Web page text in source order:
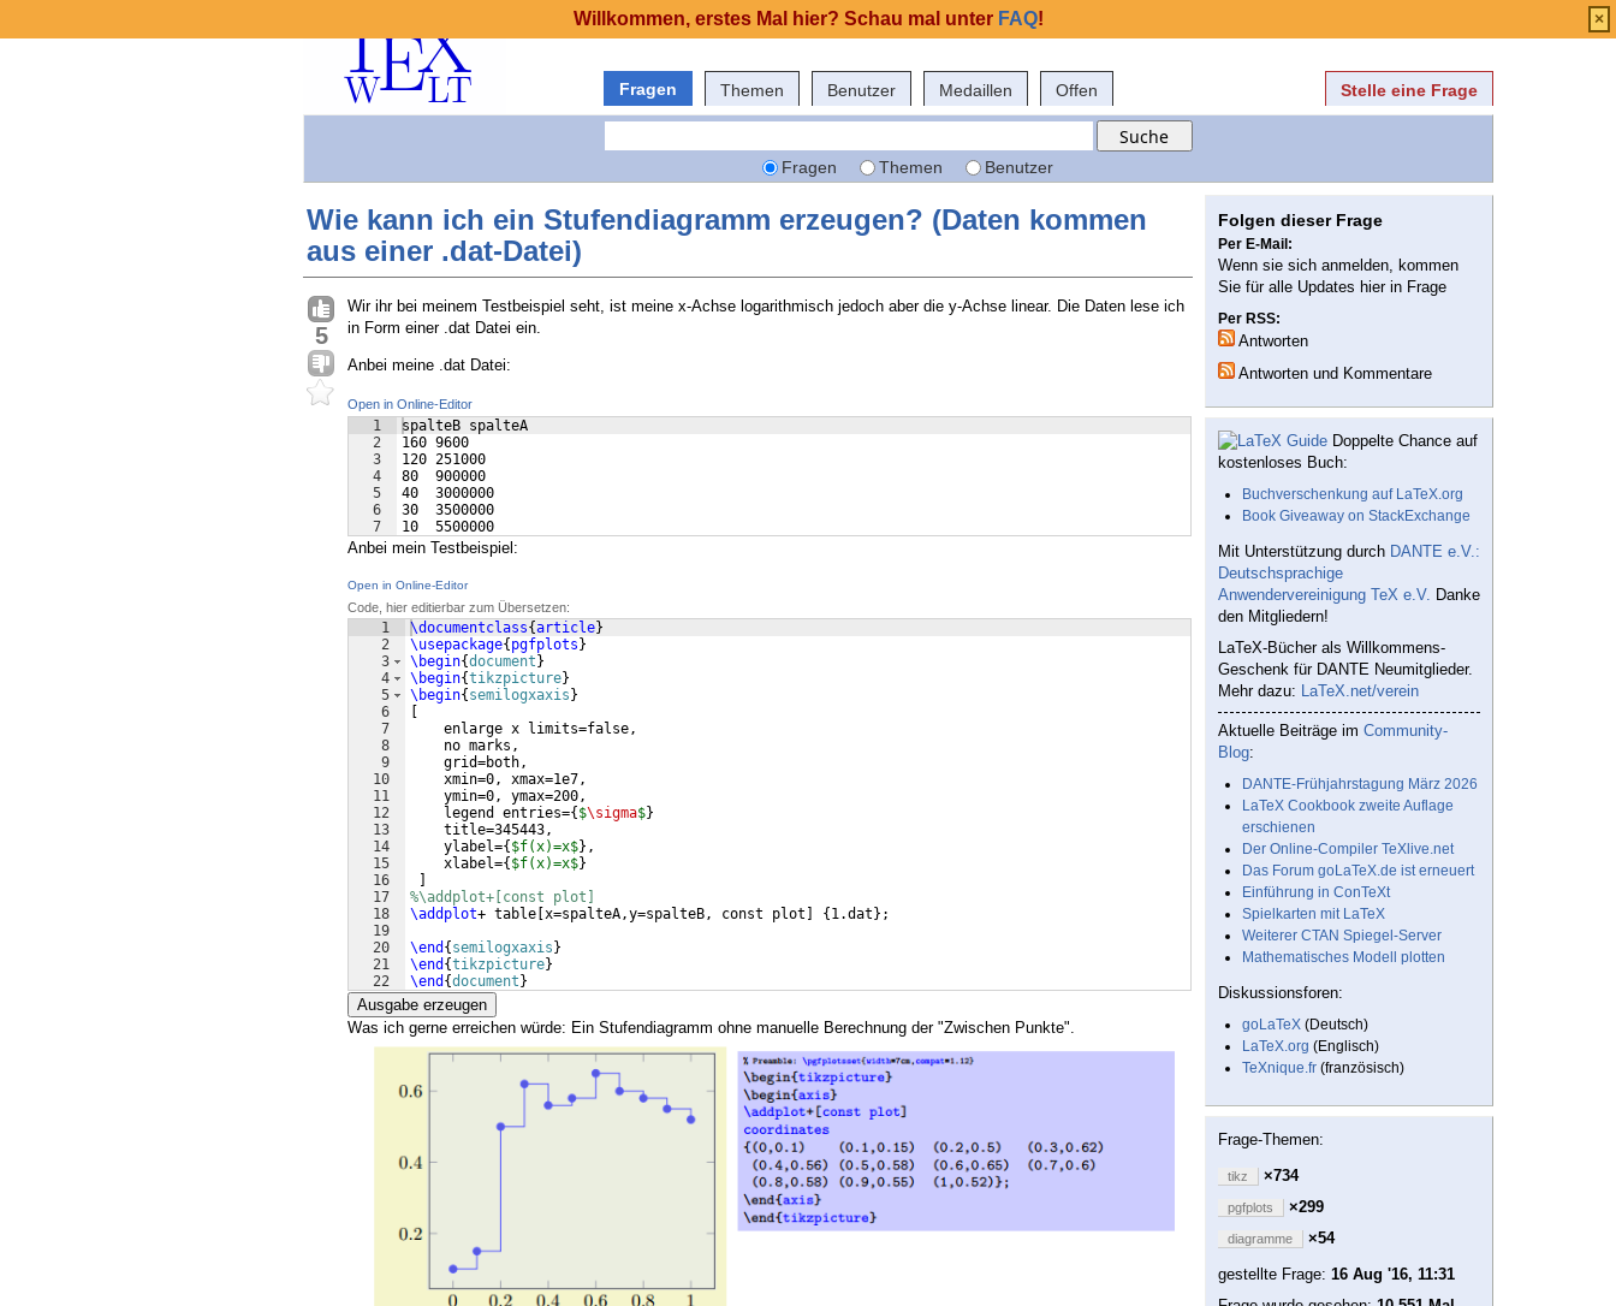
Fragen Themen Benutzer Medaillen Offen Stelle eine Frage
Fragen Themen Benutzer
Wie kann ich ein Stufendiagramm erzeugen? (Daten kommen
aus einer .dat-Datei)
5
Wir ihr bei meinem Testbeispiel seht, ist meine x-Achse logarithmisch jedoch aber die y-Achse linear. Die Daten lese ich
in Form einer .dat Datei ein.
Anbei meine .dat Datei:
Open in Online-Editor
1
2
3
4
5
6
7
spalteB spalteA
160 9600
120 251000
80  900000
40  3000000
30  3500000
10  5500000
Anbei mein Testbeispiel:
Open in Online-Editor
Code, hier editierbar zum Übersetzen:
1
2
3
4
5
6
7
8
9
10
11
12
13
14
15
16
17
18
19
20
21
22
\documentclass{article}
\usepackage{ pgfplots }
\begin{document }
\begin{tikzpicture}
\begin{ semilogxaxis }
    enlarge x limits=false,
    no marks,
    grid=both,
    xmin=0, xmax=1e7,
    ymin=0, ymax=200,
    legend entries=
{ $\sigma$}
    title=345443,
    ylabel=
{ $f(x)=x$} ,
    xlabel=
{ $f(x)=x$}
%\addplot+[const plot]
\addplot+ table x=spalteA,y=spalteB, const plot { 1.dat } ;
\end { semilogxaxis }
\end {tikzpicture}
\end {document }
Ausgabe erzeugen
Was ich gerne erreichen würde: Ein Stufendiagramm ohne manuelle Berechnung der "Zwischen Punkte".
Folgen dieser Frage
Per E-Mail:
Wenn sie sich anmelden, kommen
Sie für alle Updates hier in Frage
Per RSS:
Antworten
Antworten und Kommentare
Doppelte Chance auf
kostenloses Buch:
Buchverschenkung auf LaTeX.org
Book Giveaway on StackExchange
Mit Unterstützung durch DANTE e.V.:
Deutschsprachige
Anwendervereinigung TeX e.V. Danke
den Mitgliedern!
LaTeX-Bücher als Willkommens-
Geschenk für DANTE Neumitglieder.
Mehr dazu: LaTeX.net/verein
Aktuelle Beiträge im Community-
Blog:
DANTE-Frühjahrstagung März 2026
LaTeX Cookbook zweite Auflage
erschienen
Der Online-Compiler TeXlive.net
Das Forum goLaTeX.de ist erneuert
Einführung in ConTeXt
Spielkarten mit LaTeX
Weiterer CTAN Spiegel-Server
Mathematisches Modell plotten
Diskussionsforen:
goLaTeX (Deutsch)
LaTeX.org (Englisch)
TeXnique.fr (französisch)
Frage-Themen:
tikz ×734
pgfplots ×299
diagramme
×54
gestellte Frage: 16 Aug '16, 11:31
Willkommen, erstes Mal hier? Schau mal unter FAQ! ×